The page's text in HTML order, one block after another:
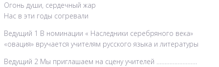
Огонь души, сердечный жар
Нас в эти годы согревали
Ведущий 1 В номинации « Наследники серебряного века»
«овация» вручается учителям русского языка и литературы
Ведущий 2 Мы приглашаем на сцену учителей …………………….